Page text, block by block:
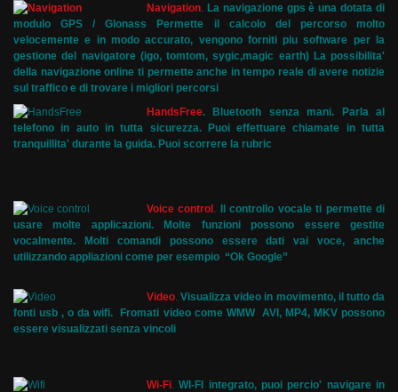
Navigation La navigazione gps è una dotata di
modulo GPS / Glonass Permette il calcolo del percorso molto
velocemente e in modo accurato, vengono forniti piu software per la
gestione del navigatore (igo, tomtom, sygic,magic earth) La possibilita'
della navigazione online ti permette anche in tempo reale di avere notizie
sul traffico e di trovare i migliori percorsi
HandsFree.
Bluetooth senza mani. Parla al
telefono in auto in tutta sicurezza. Puoi effettuare chiamate in tutta
tranquillita' durante la guida. Puoi scorrere la rubric
Voice control
Il controllo vocale ti permette di
usare molte applicazioni. Molte funzioni possono essere gestite
vocalmente. Molti comandi possono essere dati vai voce, anche
utilizzando appliazioni come per esempio “Ok Google”
Video .Visualizza video in movimento, il tutto da
fonti usb , o da wifi. Fromati video come WMW AVI, MP4, MKV possono
essere visualizzati senza vincoli
Wi-Fi .WI-FI integrato, puoi percio' navigare in